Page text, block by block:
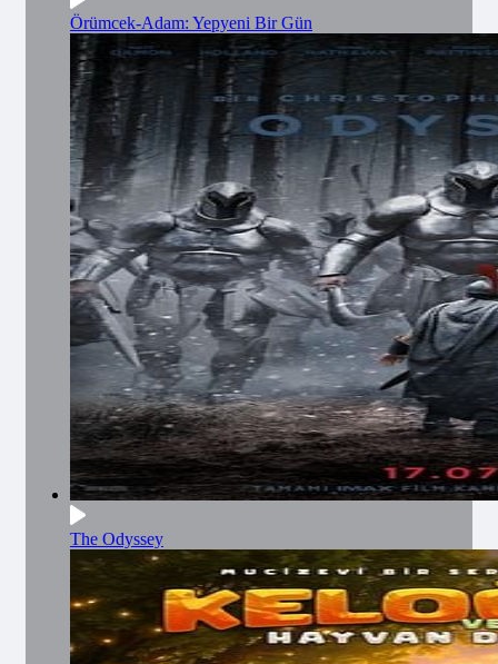
Örümcek-Adam: Yepyeni Bir Gün
The Odyssey